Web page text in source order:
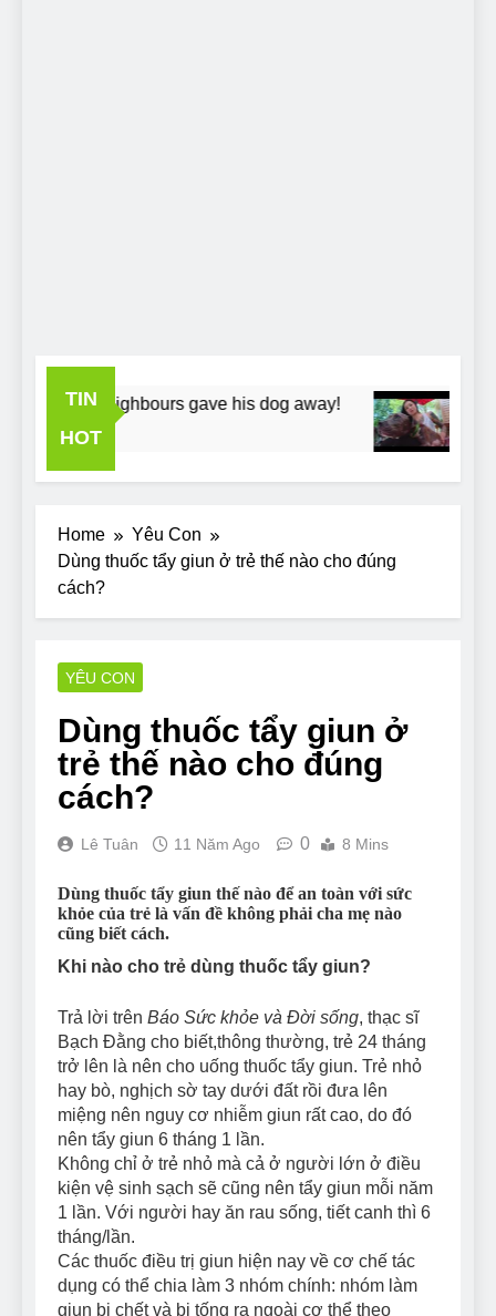
TIN
HOT
His neighbours gave his dog away!
Home
Yêu Con
Dùng thuốc tẩy giun ở trẻ thế nào cho đúng
cách?
YÊU CON
Dùng thuốc tẩy giun ở
trẻ thế nào cho đúng
cách?
Lê Tuân 11 Năm Ago 0 8 Mins
Dùng thuốc tẩy giun thế nào để an toàn với sức
khỏe của trẻ là vấn đề không phải cha mẹ nào
cũng biết cách.
Khi nào cho trẻ dùng thuốc tẩy giun?
Trả lời trên Báo Sức khỏe và Đời sống, thạc sĩ
Bạch Đằng cho biết,thông thường, trẻ 24 tháng
trở lên là nên cho uống thuốc tẩy giun. Trẻ nhỏ
hay bò, nghịch sờ tay dưới đất rồi đưa lên
miệng nên nguy cơ nhiễm giun rất cao, do đó
nên tẩy giun 6 tháng 1 lần.
Không chỉ ở trẻ nhỏ mà cả ở người lớn ở điều
kiện vệ sinh sạch sẽ cũng nên tẩy giun mỗi năm
1 lần. Với người hay ăn rau sống, tiết canh thì 6
tháng/lần.
Các thuốc điều trị giun hiện nay về cơ chế tác
dụng có thể chia làm 3 nhóm chính: nhóm làm
giun bị chết và bị tống ra ngoài cơ thể theo